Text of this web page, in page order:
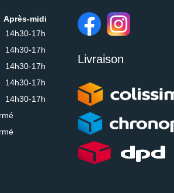
Après-midi
14h30-17h
14h30-17h
14h30-17h
14h30-17h
14h30-17h
Livraison